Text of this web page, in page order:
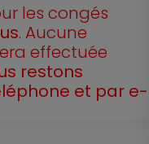
les congés
. Aucune
effectuée
restons
et par e-